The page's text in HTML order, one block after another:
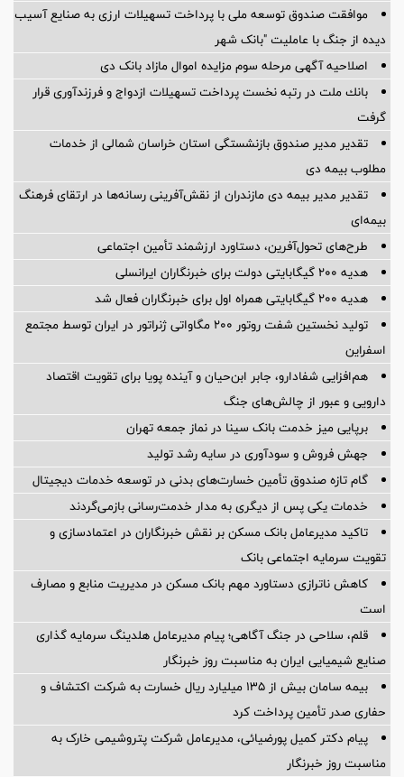
موافقت صندوق توسعه ملی با پرداخت تسهیلات ارزی به صنایع آسیب
دیده از جنگ با عاملیت "بانک شهر
اصلاحیه آگهی مرحله سوم مزایده اموال مازاد بانک دی
بانك ملت در رتبه نخست پرداخت تسهیلات ازدواج و فرزندآوری قرار
گرفت
تقدیر مدیر صندوق بازنشستگی استان خراسان شمالی از خدمات
مطلوب بیمه دی
تقدیر مدیر بیمه دی مازندران از نقش‌آفرینی رسانه‌ها در ارتقای فرهنگ
بیمه‌ای
طرح‌های تحول‌آفرین، دستاورد ارزشمند تأمین اجتماعی
هدیه ۲۰۰ گیگابایتی دولت برای خبرنگاران ایرانسلی
هدیه ۲۰۰ گیگابایتی همراه اول برای خبرنگاران فعال شد
تولید نخستین شفت روتور ۲۰۰ مگاواتی ژنراتور در ایران توسط مجتمع
اسفراین
هم‌افزایی شفادارو، جابر ابن‌حیان و آینده پویا برای تقویت اقتصاد
دارویی و عبور از چالش‌های جنگ
برپایی میز خدمت بانک سینا در نماز جمعه تهران
جهش فروش و سودآوری در سایه رشد تولید
گام تازه صندوق تأمین خسارت‌های بدنی در توسعه خدمات دیجیتال
خدمات یکی پس از دیگری به مدار خدمت‌رسانی بازمی‌گردند
تاکید مدیرعامل بانک مسکن بر نقش خبرنگاران در اعتمادسازی و
تقویت سرمایه اجتماعی بانک
کاهش ناترازی دستاورد مهم بانک مسکن در مدیریت منابع و مصارف
است
قلم، سلاحی در جنگ آگاهی؛ پیام مدیرعامل هلدینگ سرمایه گذاری
صنایع شیمیایی ایران به مناسبت روز خبرنگار
بیمه سامان بیش از ۱۳۵ میلیارد ریال خسارت به شرکت اکتشاف و
حفاری صدر تأمین پرداخت کرد
پیام دکتر کمیل پورضیائی، مدیرعامل شرکت پتروشیمی خارک به
مناسبت روز خبرنگار